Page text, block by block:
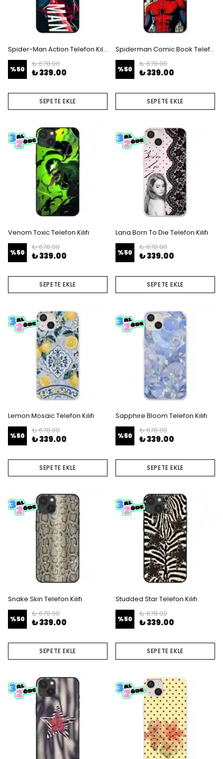
Spider-Man Action Telefon Kılıfı
%50
₺ 678.00
₺ 339.00
SEPETE EKLE
Spiderman Comic Book Telefon Kılıfı
%50
₺ 678.00
₺ 339.00
SEPETE EKLE
Venom Toxic Telefon Kılıfı
%50
₺ 678.00
₺ 339.00
SEPETE EKLE
Lana Born To Die Telefon Kılıfı
%50
₺ 678.00
₺ 339.00
SEPETE EKLE
Lemon Mosaic Telefon Kılıfı
%50
₺ 678.00
₺ 339.00
SEPETE EKLE
Sapphire Bloom Telefon Kılıfı
%50
₺ 678.00
₺ 339.00
SEPETE EKLE
Snake Skin Telefon Kılıfı
%50
₺ 678.00
₺ 339.00
SEPETE EKLE
Studded Star Telefon Kılıfı
%50
₺ 678.00
₺ 339.00
SEPETE EKLE